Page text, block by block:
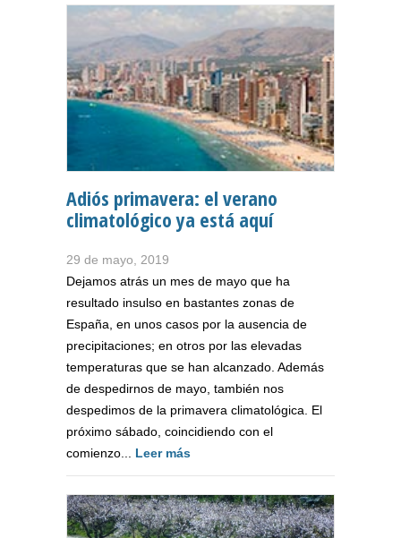
Adiós primavera: el verano
climatológico ya está aquí
29 de mayo, 2019
Dejamos atrás un mes de mayo que ha
resultado insulso en bastantes zonas de
España, en unos casos por la ausencia de
precipitaciones; en otros por las elevadas
temperaturas que se han alcanzado. Además
de despedirnos de mayo, también nos
despedimos de la primavera climatológica. El
próximo sábado, coincidiendo con el
comienzo... Leer más